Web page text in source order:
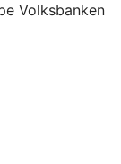
Volksbanken